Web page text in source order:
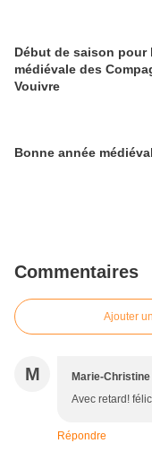
Début de saison pour
médiévale des
Vouivre
Bonne année
Commentaires
Ajouter
M Marie-Christine
Avec retard!
Répondre